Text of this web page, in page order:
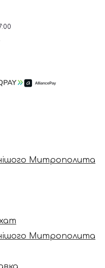
Митрополита
Митрополита